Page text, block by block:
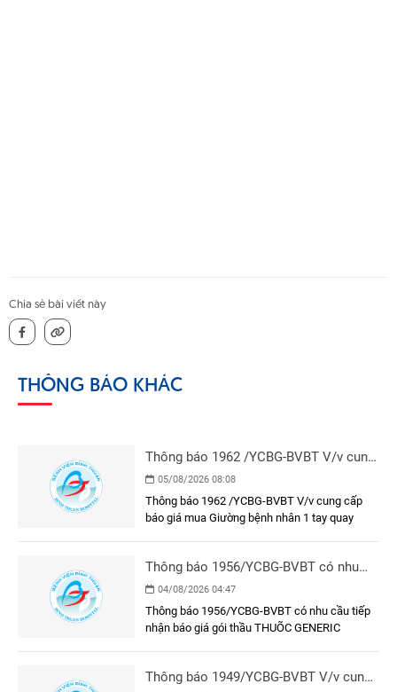
Chia sẻ bài viết này
THÔNG BÁO KHÁC
Thông báo 1962 /YCBG-BVBT V/v cung
cấp báo giá mua Giường bệnh nhân 1
tay quay
05/08/2026 08:08
Thông báo 1962 /YCBG-BVBT V/v cung cấp
báo giá mua Giường bệnh nhân 1 tay quay
Thông báo 1956/YCBG-BVBT có nhu
cầu tiếp nhận báo giá gói thầu THUÕC
GENERIC
04/08/2026 04:47
Thông báo 1956/YCBG-BVBT có nhu cầu tiếp
nhận báo giá gói thầu THUÕC GENERIC
Thông báo 1949/YCBG-BVBT V/v cung